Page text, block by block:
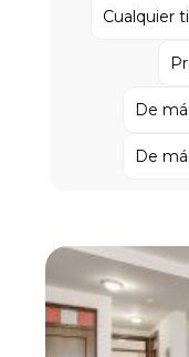
Cualquier
De
De